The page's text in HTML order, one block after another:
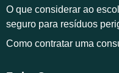
O que considerar ao
seguro para resíduos
Como contratar uma